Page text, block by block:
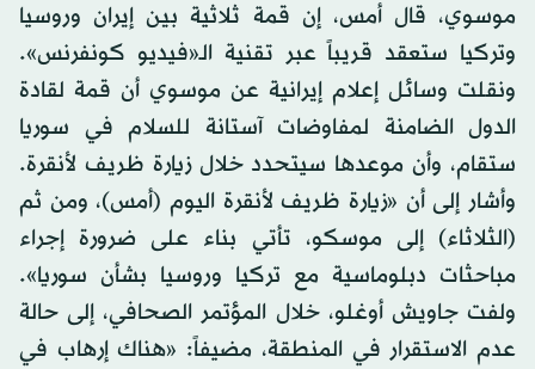
موسوي، قال أمس، إن قمة ثلاثية بين إيران وروسيا
وتركيا ستعقد قريباً عبر تقنية الـ«فيديو كونفرنس».
ونقلت وسائل إعلام إيرانية عن موسوي أن قمة لقادة
الدول الضامنة لمفاوضات آستانة للسلام في سوريا
ستقام، وأن موعدها سيتحدد خلال زيارة ظريف لأنقرة.
وأشار إلى أن «زيارة ظريف لأنقرة اليوم (أمس)، ومن ثم
(الثلاثاء) إلى موسكو، تأتي بناء على ضرورة إجراء
مباحثات دبلوماسية مع تركيا وروسيا بشأن سوريا».
ولفت جاويش أوغلو، خلال المؤتمر الصحافي، إلى حالة
عدم الاستقرار في المنطقة، مضيفاً: «هناك إرهاب في